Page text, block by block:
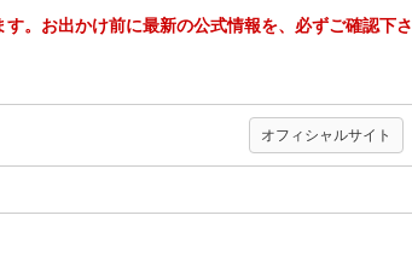
。お出かけ前に最新の公式情報を、必ずご確認下さ
オフィシャルサイト